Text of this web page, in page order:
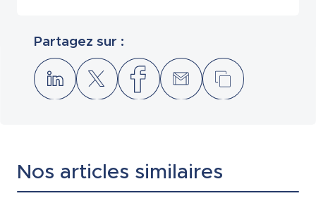
Partagez sur :
Nos articles similaires